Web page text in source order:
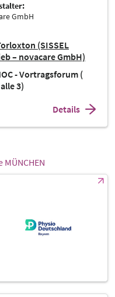
GmbH
(SISSEL
– novacare GmbH)
- Vortragsforum (
3)
Details